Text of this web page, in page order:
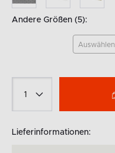
Andere Größen (5):
Auswählen
Lieferinformationen: